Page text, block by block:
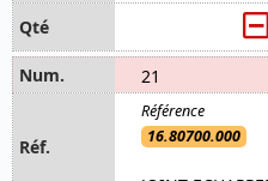
21
16.80700.000